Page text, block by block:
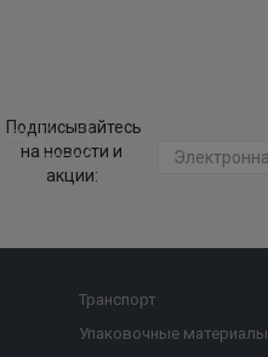
Подписывайтесь
на новости и
акции:
Транспорт
Упаковочные материалы